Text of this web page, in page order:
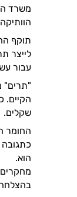
משרד
תוקף
לייצר
עבור
"תרים"
שקלים.
החומר
כתגובה
הוא.
בהצלחה